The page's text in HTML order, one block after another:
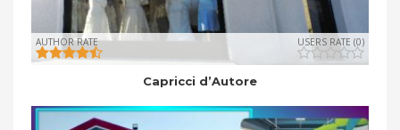
AUTHOR RATE USERS RATE (0)
Capricci d’Autore